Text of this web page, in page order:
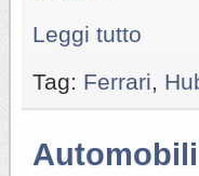
Leggi tutto
Tag: Ferrari